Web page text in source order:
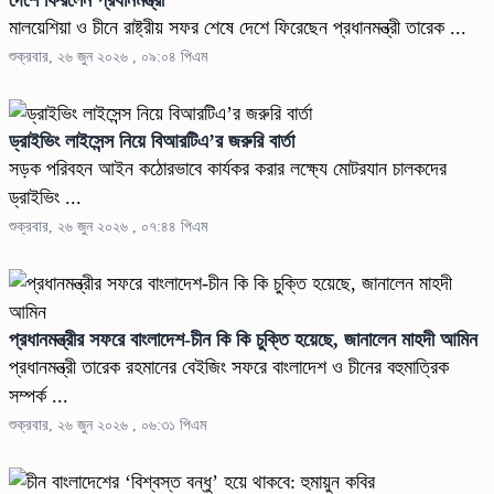
মালয়েশিয়া ও চীনে রাষ্ট্রীয় সফর শেষে দেশে ফিরেছেন প্রধানমন্ত্রী তারেক ...
শুক্রবার, ২৬ জুন ২০২৬ , ০৯:০৪ পিএম
ড্রাইভিং লাইসেন্স নিয়ে বিআরটিএ’র জরুরি বার্তা
সড়ক পরিবহন আইন কঠোরভাবে কার্যকর করার লক্ষ্যে মোটরযান চালকদের
ড্রাইভিং ...
শুক্রবার, ২৬ জুন ২০২৬ , ০৭:৪৪ পিএম
প্রধানমন্ত্রীর সফরে বাংলাদেশ-চীন কি কি চুক্তি হয়েছে, জানালেন মাহদী আমিন
প্রধানমন্ত্রী তারেক রহমানের বেইজিং সফরে বাংলাদেশ ও চীনের বহুমাত্রিক
সম্পর্ক ...
শুক্রবার, ২৬ জুন ২০২৬ , ০৬:৩১ পিএম